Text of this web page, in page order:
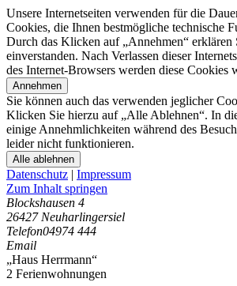
Unsere Internetseiten verwenden für die
Cookies, die Ihnen bestmögliche technische
Durch das Klicken auf „Annehmen“ erklären
einverstanden. Nach Verlassen dieser
des Internet-Browsers werden diese Cookies
Annehmen
Sie können auch das verwenden jeglicher
Klicken Sie hierzu auf „Alle Ablehnen“. In
einige Annehmlichkeiten während des
leider nicht funktionieren.
Alle ablehnen
Datenschutz | Impressum
Zum Inhalt springen
Blockshausen 4
26427 Neuharlingersiel
Telefon04974 444
Email
„Haus Herrmann“
2 Ferienwohnungen